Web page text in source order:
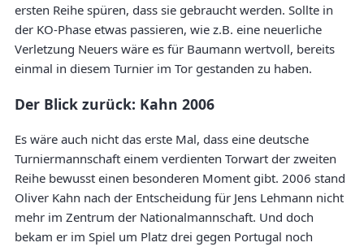
ersten Reihe spüren, dass sie gebraucht werden. Sollte in
der KO-Phase etwas passieren, wie z.B. eine neuerliche
Verletzung Neuers wäre es für Baumann wertvoll, bereits
einmal in diesem Turnier im Tor gestanden zu haben.
Der Blick zurück: Kahn 2006
Es wäre auch nicht das erste Mal, dass eine deutsche
Turniermannschaft einem verdienten Torwart der zweiten
Reihe bewusst einen besonderen Moment gibt. 2006 stand
Oliver Kahn nach der Entscheidung für Jens Lehmann nicht
mehr im Zentrum der Nationalmannschaft. Und doch
bekam er im Spiel um Platz drei gegen Portugal noch